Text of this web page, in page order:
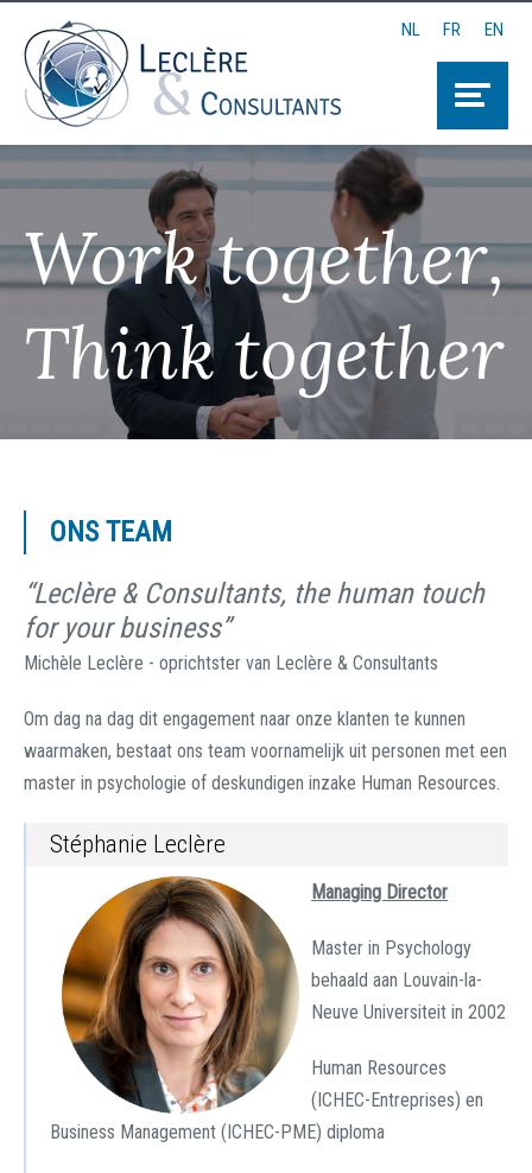
Work together,
Think together
NL FR EN
ONS TEAM
“Leclère & Consultants, the human touch
for your business”
Michèle Leclère - oprichtster van Leclère & Consultants
Om dag na dag dit engagement naar onze klanten te kunnen
waarmaken, bestaat ons team voornamelijk uit personen met een
master in psychologie of deskundigen inzake Human Resources.
Stéphanie Leclère
Managing Director
Master in Psychology
behaald aan Louvain-la-
Neuve Universiteit in 2002
Human Resources
(ICHEC-Entreprises) en
Business Management (ICHEC-PME) diploma